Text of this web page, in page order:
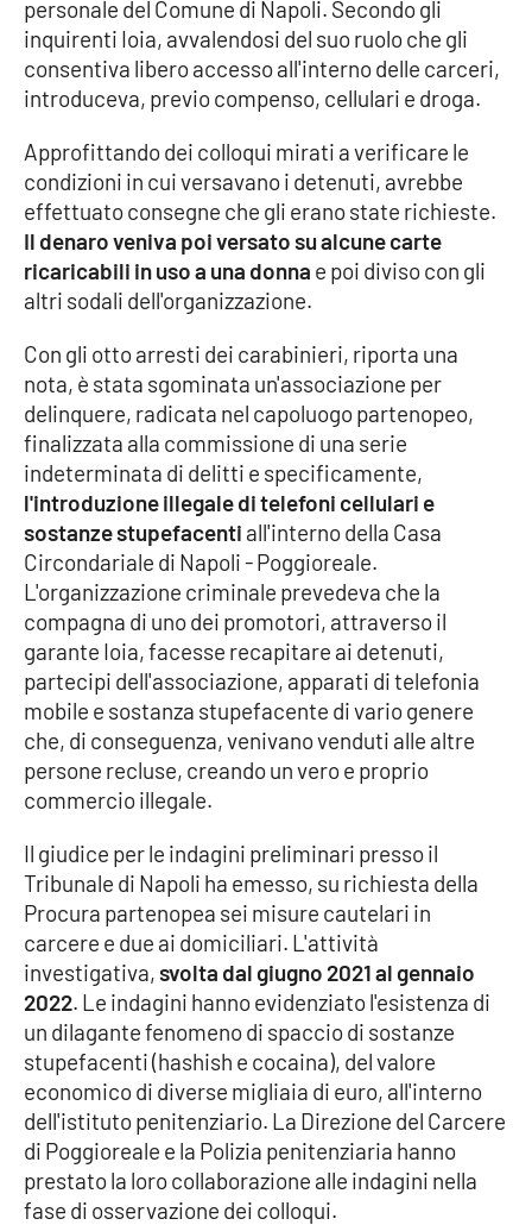
Cultura
Economia e Lavoro
Politica
Sanità
Società
Sport
RUBRICHE
Good Morning Vietnam
Parchi Marini Calabria
Leggendo Alvaro insieme
Imprese Di Calabria
Le perfidie di Antonella Grippo
Venti di comunicazione
STREAMING
LaC TV
LaC Network
LaC OnAir
EDIZIONI
LOCALI
Catanzaro
personale del Comune di Napoli. Secondo gli
inquirenti Ioia, avvalendosi del suo ruolo che gli
consentiva libero accesso all'interno delle carceri,
introduceva, previo compenso, cellulari e droga.
Approfittando dei colloqui mirati a verificare le
condizioni in cui versavano i detenuti, avrebbe
effettuato consegne che gli erano state richieste.
Il denaro veniva poi versato su alcune carte
ricaricabili in uso a una donna e poi diviso con gli
altri sodali dell'organizzazione.
Con gli otto arresti dei carabinieri, riporta una
nota, è stata sgominata un'associazione per
delinquere, radicata nel capoluogo partenopeo,
finalizzata alla commissione di una serie
indeterminata di delitti e specificamente,
l'introduzione illegale di telefoni cellulari e
sostanze stupefacenti all'interno della Casa
Circondariale di Napoli - Poggioreale.
L'organizzazione criminale prevedeva che la
compagna di uno dei promotori, attraverso il
garante Ioia, facesse recapitare ai detenuti,
partecipi dell'associazione, apparati di telefonia
mobile e sostanza stupefacente di vario genere
che, di conseguenza, venivano venduti alle altre
persone recluse, creando un vero e proprio
commercio illegale.
Il giudice per le indagini preliminari presso il
Tribunale di Napoli ha emesso, su richiesta della
Procura partenopea sei misure cautelari in
carcere e due ai domiciliari. L'attività
investigativa,svolta dal giugno 2021 al gennaio
2022. Le indagini hanno evidenziato l'esistenza di
un dilagante fenomeno di spaccio di sostanze
stupefacenti (hashish e cocaina), del valore
economico di diverse migliaia di euro, all'interno
dell'istituto penitenziario. La Direzione del Carcere
di Poggioreale e la Polizia penitenziaria hanno
prestato la loro collaborazione alle indagini nella
fase di osservazione dei colloqui.